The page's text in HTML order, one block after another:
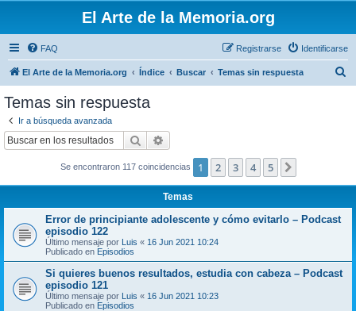
El Arte de la Memoria.org
FAQ Identificarse
Registrarse
El Arte de la Memoria.org Índice Buscar Temas sin respuesta
Temas sin respuesta
Ir a búsqueda avanzada
Buscar
Se encontraron 117 coincidencias 1 2 3 4 5
Temas
Error de principiante adolescente y cómo evitarlo – Podcast
episodio 122
Último mensaje por Luis « 16 Jun 2021 10:24
Publicado en Episodios
Si quieres buenos resultados, estudia con cabeza – Podcast
episodio 121
Último mensaje por Luis « 16 Jun 2021 10:23
Publicado en Episodios